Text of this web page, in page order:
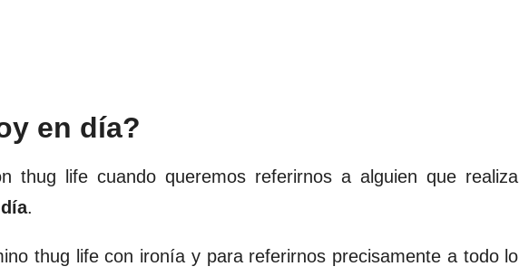
en día?
thug life cuando queremos referirnos a alguien que realiza
.
thug life con ironía y para referirnos precisamente a todo lo